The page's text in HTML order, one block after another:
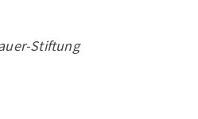
Stiftung